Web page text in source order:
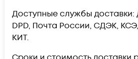
Доступные службы доставки:
DPD, Почта России, СДЭК,
КИТ.